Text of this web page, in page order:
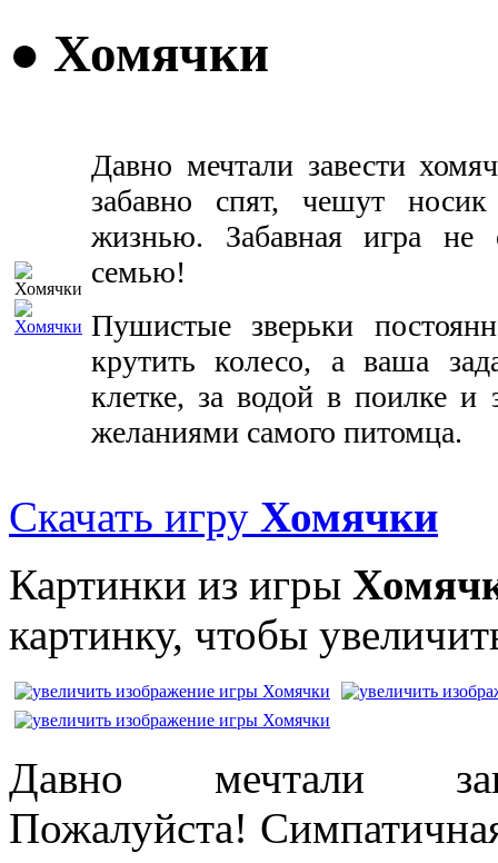
● Хомячки
Давно мечтали завести
забавно спят, чешут
жизнью. Забавная игра не
семью!
Пушистые зверьки
крутить колесо, а ваша
клетке, за водой в поилке
желаниями самого питомца.
Скачать игру Хомячки
Картинки из игры
картинку, чтобы
Давно мечтали
Пожалуйста!